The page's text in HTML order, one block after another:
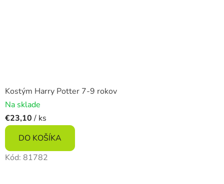
Kostým Harry Potter 7-9 rokov
Na sklade
€23,10 / ks
DO KOŠÍKA
Kód: 81782